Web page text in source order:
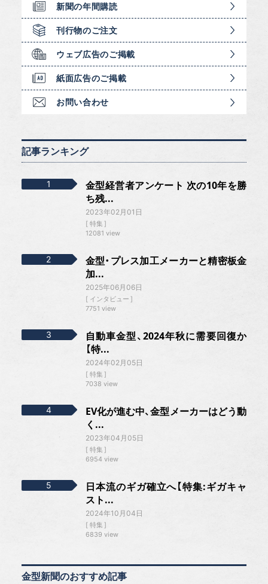
新聞の年間購読
刊行物のご注文
ウェブ広告のご掲載
紙面広告のご掲載
お問い合わせ
記事ランキング
金型経営者アンケート 次の10年を勝
ち残...
2023年02月01日
特集
12081 view
金型・プレス加工メーカーと精密板金
加...
2025年06月06日
インタビュー
7751 view
自動車金型、2024年秋に需要回復か
【特...
2024年02月05日
特集
7038 view
EV化が進む中、金型メーカーはどう動
く...
2023年04月05日
特集
6954 view
日本流のギガ確立へ【特集:ギガキャ
スト...
2024年10月04日
特集
6839 view
金型新聞のおすすめ記事